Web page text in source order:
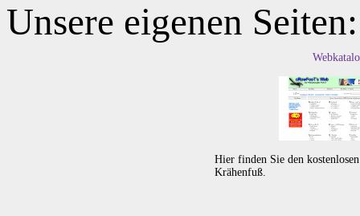
Unsere eigenen Seiten:
Hier finden Sie den
Krähenfuß.